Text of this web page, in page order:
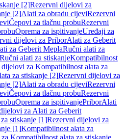
[2]Rezervni dijelovi za
[2]Alati za obradu cijeviRezervni
Čepovi za tlačnu probuRezervni
Oprema za ispitivanjeUređaji za
dijelovi za PriborAlati za Geberit
za Geberit MeplaRučni alati za
alati za stiskanjeKompatibilnost
za Kompatibilnost alata za
za stiskanje [2]Rezervni dijelovi za
[2]Alati za obradu cijeviRezervni
Čepovi za tlačnu probuRezervni
Oprema za ispitivanjePriborAlati
za Alati za Geberit
stiskanje [1]Rezervni dijelovi za
[1]Kompatibilnost alata za
Kompatibilnost alata za stiskanje